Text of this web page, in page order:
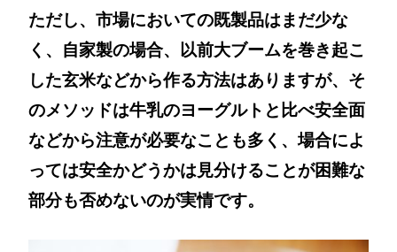
ただし、市場においての既製品はまだ少な
く、自家製の場合、以前大ブームを巻き起こ
した玄米などから作る方法はありますが、そ
のメソッドは牛乳のヨーグルトと比べ安全面
などから注意が必要なことも多く、場合によ
っては安全かどうかは見分けることが困難な
部分も否めないのが実情です。